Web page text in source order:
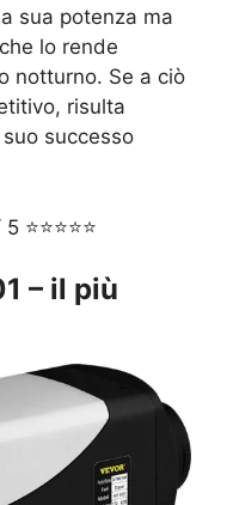
sua potenza ma
lo rende
notturno. Se a ciò
risulta
successo
⭐⭐⭐⭐⭐
– il più